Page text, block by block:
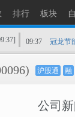
排行 板块
09:37
国能日
09:37
冠龙节
09:37
商络电
09:37
金马游
沪股通 融
公司